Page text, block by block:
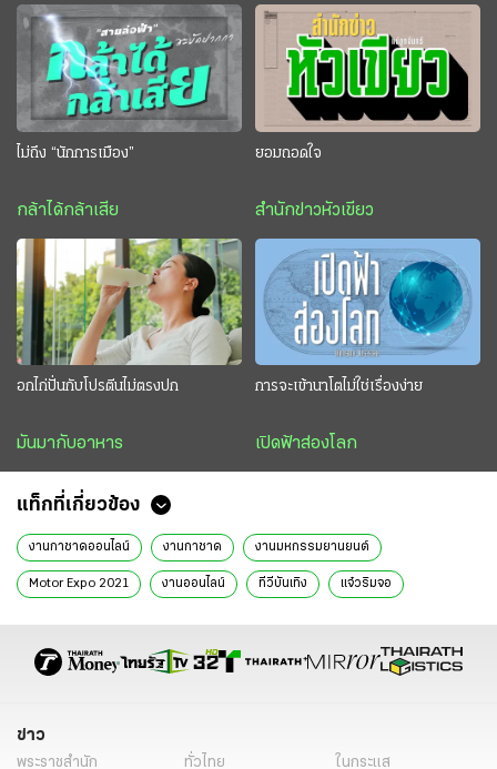
ไม่ถึง “นักการเมือง”
กล้าได้กล้าเสีย
ยอมถอดใจ
สำนักข่าวหัวเขียว
อกไก่ปั่นกับโปรตีนไม่ตรงปก
มันมากับอาหาร
การจะเข้านาโตไม่ใช่เรื่องง่าย
เปิดฟ้าส่องโลก
แท็กที่เกี่ยวข้อง
งานกาชาดออนไลน์ งานกาชาด งานมหกรรมยานยนต์
Motor Expo 2021 งานออนไลน์ ทีวีบันเทิง แจ๋วริมจอ
ข่าว
พระราชสำนัก ทั่วไทย
ในกระแส